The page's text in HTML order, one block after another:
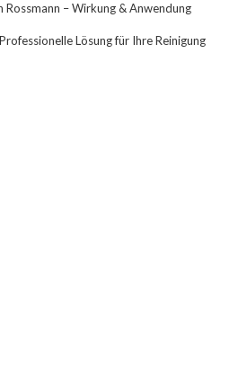
Rossmann – Wirkung & Anwendung
Lösung für Ihre Reinigung